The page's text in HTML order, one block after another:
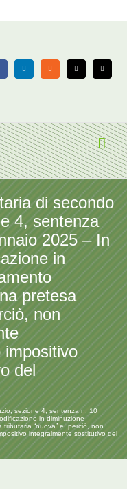
LinkedIn Rss X Email
di secondo
4, sentenza
2025 – In
in
pretesa
non
impositivo
del
sezione 4, sentenza n. 10
in diminuzione
“nuova” e, perciò, non
integralmente sostitutivo del